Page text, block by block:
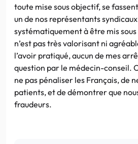
toute mise sous objectif, se
un de nos représentants
systématiquement à être mis
n’est pas très valorisant ni
l’avoir pratiqué, aucun de mes
question par le médecin-conseil.
ne pas pénaliser les Français, de
patients, et de démontrer que
fraudeurs.